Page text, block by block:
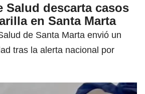
Salud descarta casos
en Santa Marta
de Santa Marta envió un
tras la alerta nacional por